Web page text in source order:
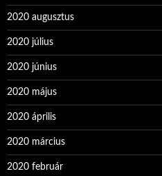
2020 augusztus
2020 július
2020 június
2020 május
2020 április
2020 március
2020 február